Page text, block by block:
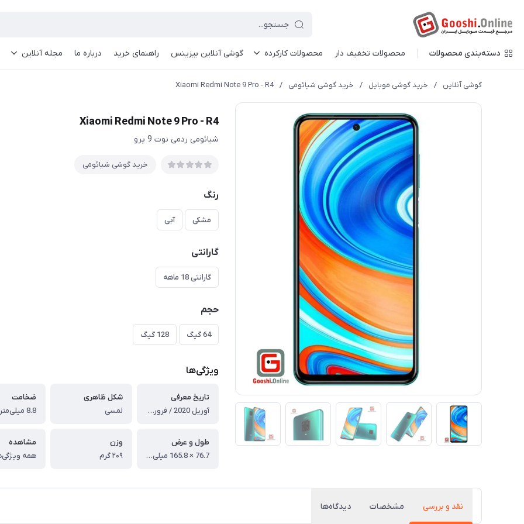
دسته‌بندی محصولات محصولات تخفیف دار محصولات کارکرده گوشی آنلاین بیزینس راهنمای خرید درباره ما مجله آنلاین
گوشی آنلاین / خرید گوشی موبایل / خرید گوشی شیائومی /
Xiaomi Redmi Note 9 Pro - R4
Xiaomi Redmi Note 9 Pro - R4
شیائومی ردمی نوت 9 پرو
خرید گوشی شیائومی
رنگ
مشکی آبی
گارانتی
گارانتی 18 ماهه
حجم
64 گیگ 128 گیگ
ویژگی‌ها
تاریخ معرفی
آوریل 2020 / فروردین ۱۳۹۹
شکل ظاهری
لمسی
ضخامت
8.8 میلی‌متر
طول و عرض
76.7 × 165.8 میلی‌متر
وزن
۲۰۹ گرم
مشاهده
همه
نقد و بررسی مشخصات دیدگاه‌ها